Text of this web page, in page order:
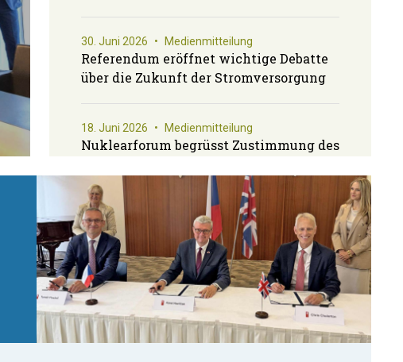
30. Juni 2026 • Medienmitteilung
Referendum eröffnet wichtige Debatte
über die Zukunft der Stromversorgung
18. Juni 2026 • Medienmitteilung
Nuklearforum begrüsst Zustimmung des
Neubauverbots
15. Juni 2026 Medienmitteilung
Nuklearforum bedauert Rückweisung
des Gegenvorschlags